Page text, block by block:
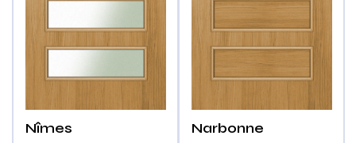
Nîmes Narbonne